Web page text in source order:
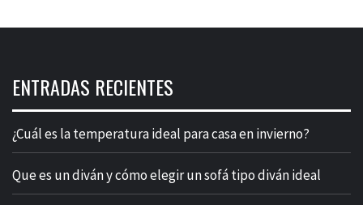
ENTRADAS RECIENTES
¿Cuál es la temperatura ideal para casa en invierno?
Que es un diván y cómo elegir un sofá tipo diván ideal